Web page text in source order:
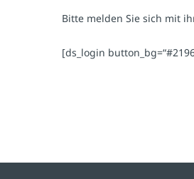
Bitte melden Sie sich mit
[ds_login